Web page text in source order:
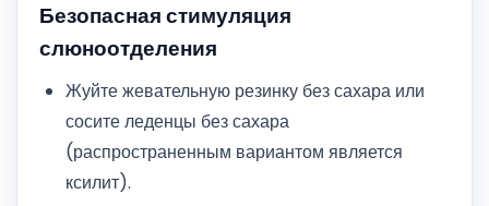
Безопасная стимуляция
слюноотделения
Жуйте жевательную резинку без сахара или
сосите леденцы без сахара
(распространенным вариантом является
ксилит).